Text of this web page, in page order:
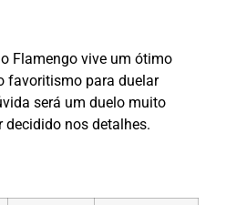
Flamengo vive um ótimo
favoritismo para duelar
será um duelo muito
decidido nos detalhes.